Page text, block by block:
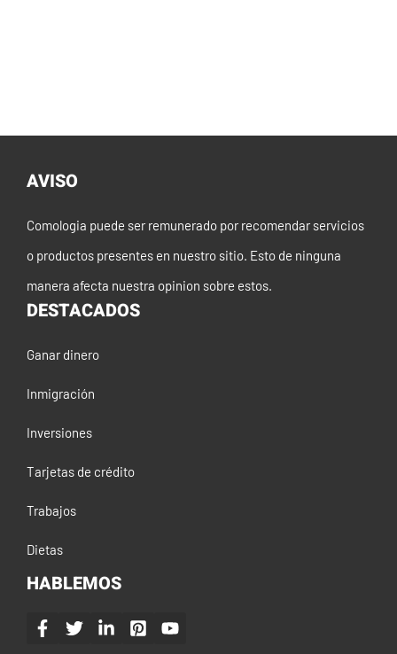
AVISO
Comologia puede ser remunerado por recomendar servicios
o productos presentes en nuestro sitio. Esto de ninguna
manera afecta nuestra opinion sobre estos.
DESTACADOS
Ganar dinero
Inmigración
Inversiones
Tarjetas de crédito
Trabajos
Dietas
HABLEMOS